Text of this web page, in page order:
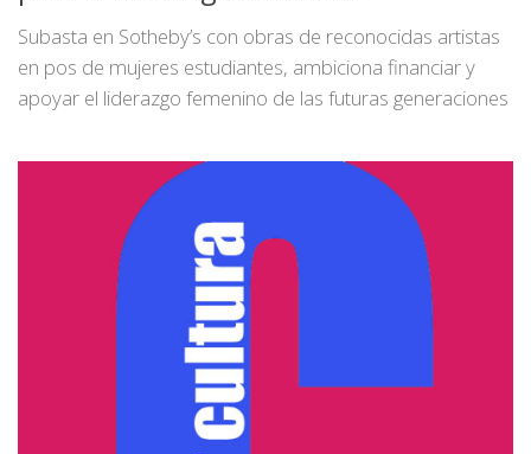
Subasta en Sotheby’s con obras de reconocidas artistas
en pos de mujeres estudiantes, ambiciona financiar y
apoyar el liderazgo femenino de las futuras generaciones